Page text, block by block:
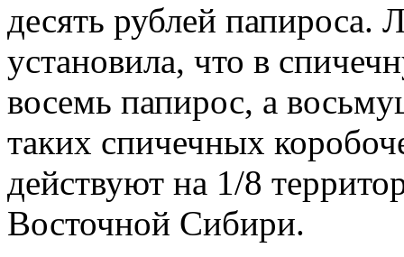
десять рублей папироса.
установила, что в
восемь папирос, а
таких спичечных
действуют на 1/8
Восточной Сибири.